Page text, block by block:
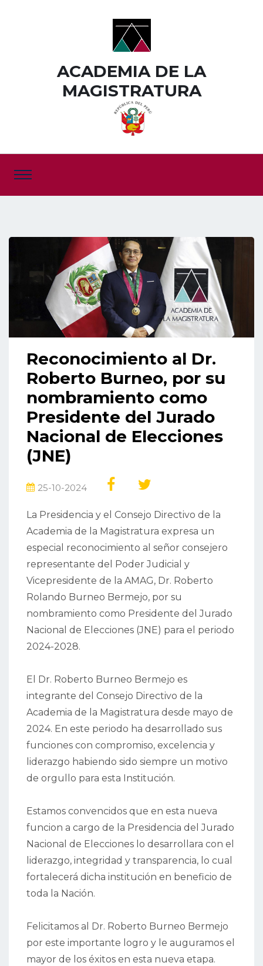
ACADEMIA DE LA
MAGISTRATURA
Reconocimiento al Dr.
Roberto Burneo, por su
nombramiento como
Presidente del Jurado
Nacional de Elecciones
(JNE)
25-10-2024
La Presidencia y el Consejo Directivo de la
Academia de la Magistratura expresa un
especial reconocimiento al señor consejero
representante del Poder Judicial y
Vicepresidente de la AMAG, Dr. Roberto
Rolando Burneo Bermejo, por su
nombramiento como Presidente del Jurado
Nacional de Elecciones (JNE) para el periodo
2024-2028.
El Dr. Roberto Burneo Bermejo es
integrante del Consejo Directivo de la
Academia de la Magistratura desde mayo de
2024. En este periodo ha desarrollado sus
funciones con compromiso, excelencia y
liderazgo habiendo sido siempre un motivo
de orgullo para esta Institución.
Estamos convencidos que en esta nueva
funcion a cargo de la Presidencia del Jurado
Nacional de Elecciones lo desarrollara con el
liderazgo, integridad y transparencia, lo cual
fortalecerá dicha institución en beneficio de
toda la Nación.
Felicitamos al Dr. Roberto Burneo Bermejo
por este importante logro y le auguramos el
mayor de los éxitos en esta nueva etapa.